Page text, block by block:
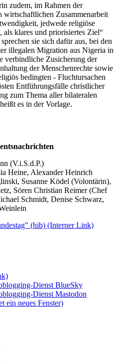
zudem, im Rahmen der
Zusammenarbeit
jedwede religiöse
klares und priorisiertes Ziel“
sie sich dafür aus, bei den
illegalen Migration aus Nigeria in
verbindliche Zusicherung der
der Menschenrechte sowie
bedingten - Fluchtursachen
Entführungsfälle christlicher
zum Thema aller bilateralen
es in der Vorlage.
(V.i.S.d.P.)
Heine, Alexander Heinrich
Susanne Ködel (Volontärin),
Sören Christian Reimer (Chef
Schmidt, Denise Schwarz,
(hib) (Interner Link)
Dienst BlueSky
Dienst Mastodon
ein neues Fenster)